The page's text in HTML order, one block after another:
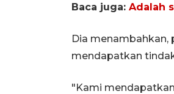
Baca juga: Adalah
Dia menambahkan,
mendapatkan
"Kami